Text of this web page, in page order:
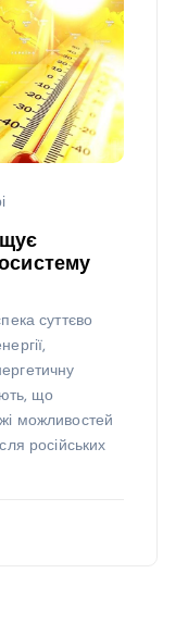
суттєво
що
можливостей
російських